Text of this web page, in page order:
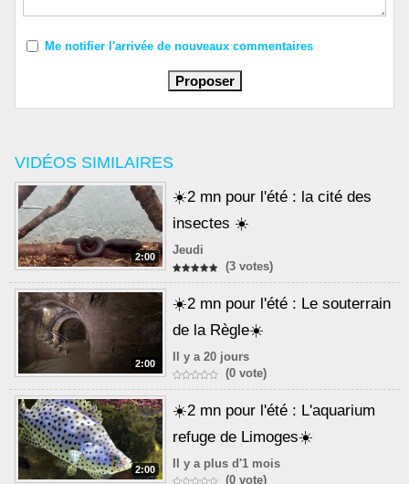
VIDÉOS SIMILAIRES
2:00
☀️2 mn pour l'été : la cité des
insectes ☀️
Jeudi
(3 votes)
2:00
☀️2 mn pour l'été : Le souterrain
de la Règle☀️
Il y a 20 jours
(0 vote)
2:00
☀️2 mn pour l'été : L'aquarium
refuge de Limoges☀️
Il y a plus d'1 mois
(0 vote)
Me notifier l'arrivée de nouveaux commentaires